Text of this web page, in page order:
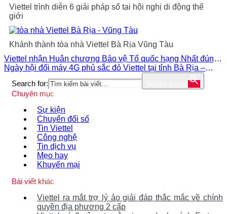
Viettel trình diễn 6 giải pháp số tại hội nghị di động thế
giới
Khánh thành tòa nhà Viettel Bà Rịa Vũng Tàu
Viettel nhận Huân chương Bảo vệ Tổ quốc hạng Nhất đúng
dịp kỷ niệm 35 năm
Ngày hội đổi máy 4G phủ sắc đỏ Viettel tại tỉnh Bà Rịa –
Search for:
Chuyên mục
Sự kiện
Chuyển đổi số
Tin Viettel
Công nghệ
Tin dịch vụ
Mẹo hay
Khuyến mại
Bài viết khác
Viettel ra mắt trợ lý ảo giải đáp thắc mắc về chính
quyền địa phương 2 cấp